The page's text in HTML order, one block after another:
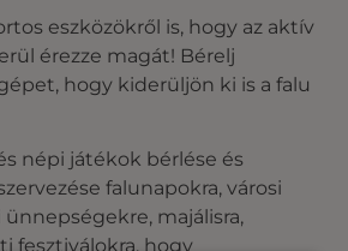
eszközökről is, hogy az aktív
érezze magát! Bérelj
hogy kiderüljön ki is a falu
népi játékok bérlése és
falunapokra, városi
majálisra,
fesztiválokra, hogy